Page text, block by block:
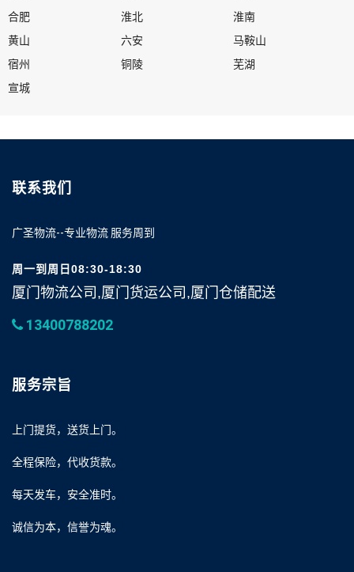
合肥
淮北
淮南
黄山
六安
马鞍山
宿州
铜陵
芜湖
宣城
联系我们
广圣物流--专业物流 服务周到
周一到周日08:30-18:30
厦门物流公司,厦门货运公司,厦门仓储配送
13400788202
服务宗旨
上门提货，送货上门。
全程保险，代收货款。
每天发车，安全准时。
诚信为本，信誉为魂。